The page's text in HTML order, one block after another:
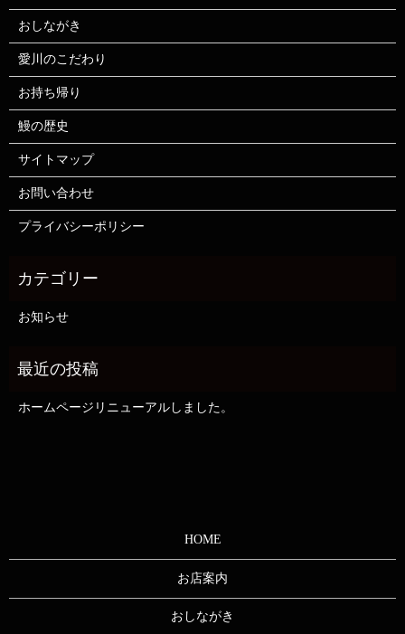
おしながき
愛川のこだわり
お持ち帰り
鰻の歴史
サイトマップ
お問い合わせ
プライバシーポリシー
お知らせ
ホームページリニューアルしました。
HOME
お店案内
おしながき